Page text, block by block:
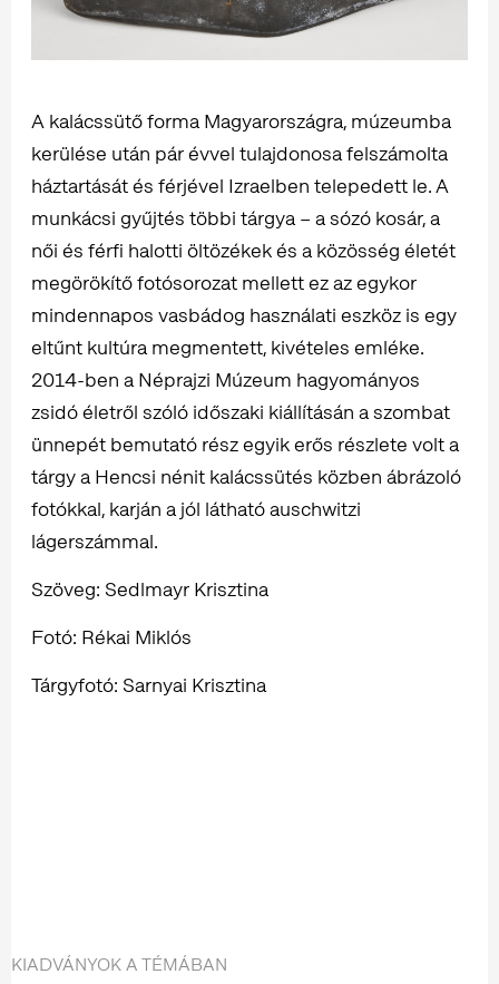
A kalácssütő forma Magyarországra, múzeumba
kerülése után pár évvel tulajdonosa felszámolta
háztartását és férjével Izraelben telepedett le. A
munkácsi gyűjtés többi tárgya – a sózó kosár, a
női és férfi halotti öltözékek és a közösség életét
megörökítő fotósorozat mellett ez az egykor
mindennapos vasbádog használati eszköz is egy
eltűnt kultúra megmentett, kivételes emléke.
2014-ben a Néprajzi Múzeum hagyományos
zsidó életről szóló időszaki kiállításán a szombat
ünnepét bemutató rész egyik erős részlete volt a
tárgy a Hencsi nénit kalácssütés közben ábrázoló
fotókkal, karján a jól látható auschwitzi
lágerszámmal.
Szöveg: Sedlmayr Krisztina
Fotó: Rékai Miklós
Tárgyfotó: Sarnyai Krisztina
KIADVÁNYOK A TÉMÁBAN